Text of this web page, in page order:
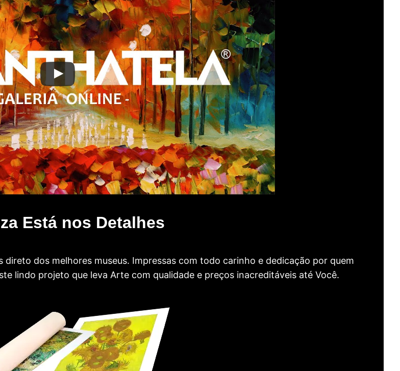
Está nos Detalhes
dos melhores museus. Impressas com todo carinho e dedicação por quem
lindo projeto que leva Arte com qualidade e preços inacreditáveis até Você.